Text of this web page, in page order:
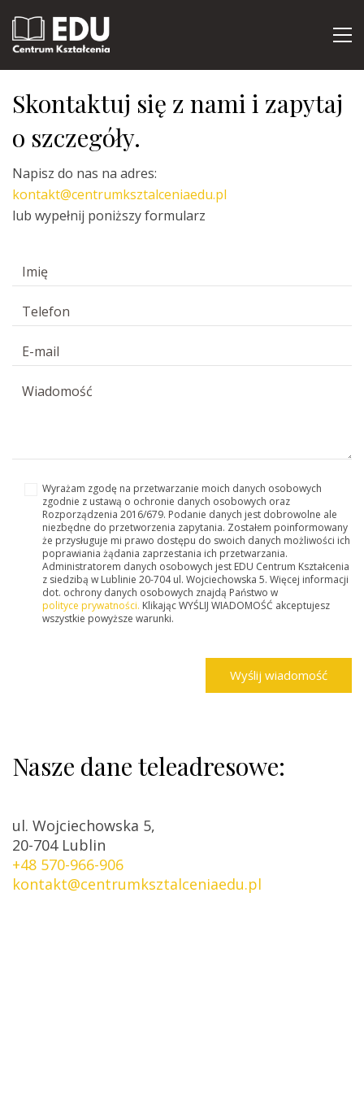
Skontaktuj się z nami i zapytaj
o szczegóły.
Napisz do nas na adres:
kontakt@centrumksztalceniaedu.pl
lub wypełnij poniższy formularz
Wyrażam zgodę na przetwarzanie moich danych osobowych
zgodnie z ustawą o ochronie danych osobowych oraz
Rozporządzenia 2016/679. Podanie danych jest dobrowolne ale
niezbędne do przetworzenia zapytania. Zostałem poinformowany
że przysługuje mi prawo dostępu do swoich danych możliwości ich
poprawiania żądania zaprzestania ich przetwarzania.
Administratorem danych osobowych jest EDU Centrum Kształcenia
z siedzibą w Lublinie 20-704 ul. Wojciechowska 5. Więcej informacji
dot. ochrony danych osobowych znajdą Państwo w
polityce prywatności. Klikając WYŚLIJ WIADOMOŚĆ akceptujesz
wszystkie powyższe warunki.
Nasze dane teleadresowe:
ul. Wojciechowska 5,
20-704 Lublin
+48 570-966-906
kontakt@centrumksztalceniaedu.pl